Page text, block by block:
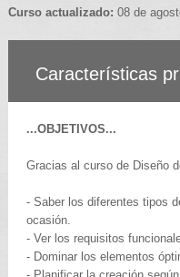
Curso actualizado: 08 de
Características
...OBJETIVOS...
Gracias al curso de Diseño
- Saber los diferentes tipos
ocasión.
- Ver los requisitos
- Dominar los elementos
- Planificar la creación